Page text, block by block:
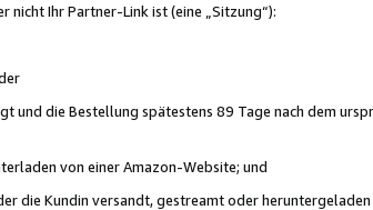
Ihr Partner-Link ist (eine „Sitzung“):
die Bestellung spätestens 89 Tage nach dem
von einer Amazon-Website; und
die Kundin versandt, gestreamt oder